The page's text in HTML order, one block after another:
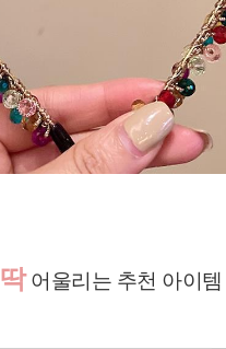
딱어울리는 추천 아이템